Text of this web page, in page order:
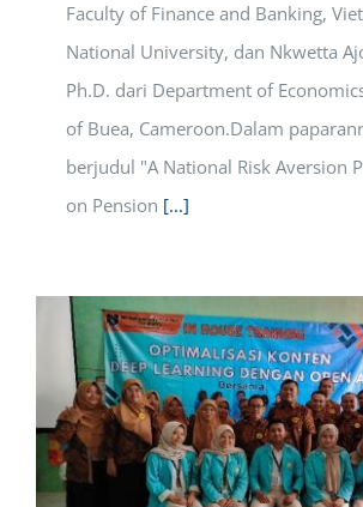
Faculty of Finance and Banking,
National University, dan Nkwetta
Ph.D. dari Department of
of Buea, Cameroon.Dalam
berjudul "A National Risk Aversion
on Pension [...]